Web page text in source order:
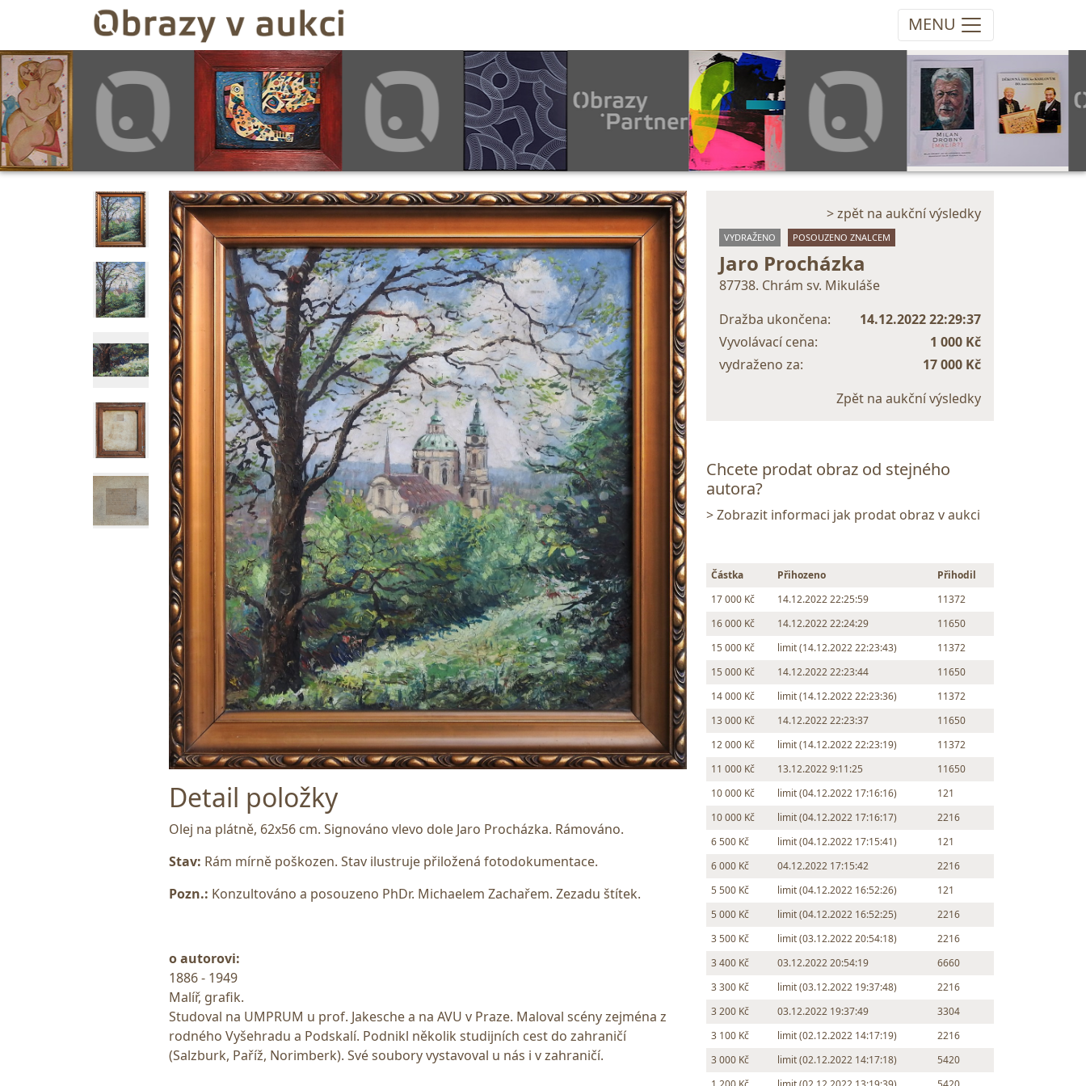
MENU
Detail položky
Olej na plátně, 62x56 cm. Signováno vlevo dole Jaro Procházka. Rámováno.
Stav: Rám mírně poškozen. Stav ilustruje přiložená fotodokumentace.
Pozn.: Konzultováno a posouzeno PhDr. Michaelem Zachařem. Zezadu štítek.
o autorovi:
1886 - 1949
Malíř, grafik.
Studoval na UMPRUM u prof. Jakesche a na AVU v Praze. Maloval scény zejména z
rodného Vyšehradu a Podskalí. Podnikl několik studijních cest do zahraničí
(Salzburk, Paříž, Norimberk). Své soubory vystavoval u nás i v zahraničí.
> zpět na aukční výsledky
VYDRAŽENO POSOUZENO ZNALCEM
Jaro Procházka
87738. Chrám sv. Mikuláše
Dražba ukončena:
14.12.2022 22:29:37
Vyvolávací cena:
1 000 Kč
vydraženo za:
17 000 Kč
Zpět na aukční výsledky
Chcete prodat obraz od stejného
autora?
> Zobrazit informaci jak prodat obraz v aukci
Částka Přihozeno
Přihodil
17 000 Kč
14.12.2022 22:25:59
11372
16 000 Kč
14.12.2022 22:24:29
11650
15 000 Kč
limit (14.12.2022 22:23:43)
11372
15 000 Kč
14.12.2022 22:23:44
11650
14 000 Kč
limit (14.12.2022 22:23:36)
11372
13 000 Kč
14.12.2022 22:23:37
11650
12 000 Kč
limit (14.12.2022 22:23:19)
11372
11 000 Kč
13.12.2022 9:11:25
11650
10 000 Kč
limit (04.12.2022 17:16:16)
121
10 000 Kč
limit (04.12.2022 17:16:17)
2216
6 500 Kč
limit (04.12.2022 17:15:41)
121
6 000 Kč
04.12.2022 17:15:42
2216
5 500 Kč
limit (04.12.2022 16:52:26)
121
5 000 Kč
limit (04.12.2022 16:52:25)
2216
3 500 Kč
limit (03.12.2022 20:54:18)
2216
3 400 Kč
03.12.2022 20:54:19
6660
3 300 Kč
limit (03.12.2022 19:37:48)
2216
3 200 Kč
03.12.2022 19:37:49
3304
3 100 Kč
limit (02.12.2022 14:17:19)
2216
3 000 Kč
limit (02.12.2022 14:17:18)
5420